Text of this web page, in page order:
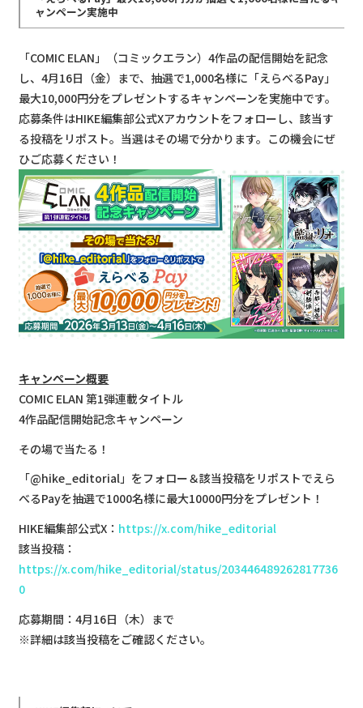
ャンペーン実施中
「COMIC ELAN」（コミックエラン）4作品の配信開始を記念
し、4月16日（金）まで、抽選で1,000名様に「えらべるPay」
最大10,000円分をプレゼントするキャンペーンを実施中です。
応募条件はHIKE編集部公式Xアカウントをフォローし、該当す
る投稿をリポスト。当選はその場で分かります。この機会にぜ
ひご応募ください！
キャンペーン概要
COMIC ELAN 第1弾連載タイトル
4作品配信開始記念キャンペーン
その場で当たる！
「@hike_editorial」をフォロー＆該当投稿をリポストでえら
べるPayを抽選で1000名様に最大10000円分をプレゼント！
HIKE編集部公式X： https://x.com/hike_editorial
該当投稿：
https://x.com/hike_editorial/status/203446489262817736
0
応募期間：4月16日（木）まで
※詳細は該当投稿をご確認ください。